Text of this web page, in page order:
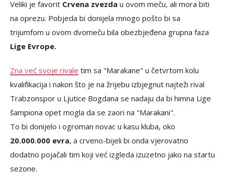
Veliki je favorit Crvena zvezda u ovom meču, ali mora biti
na oprezu. Pobjeda bi donijela mnogo pošto bi sa
trijumfom u ovom dvomeču bila obezbjeđena grupna faza
Lige Evrope.
Zna već svoje rivale tim sa "Marakane" u četvrtom kolu
kvalifikacija i nakon što je na žrijebu izbjegnut najteži rival
Trabzonspor u Ljutice Bogdana se nadaju da bi himna Lige
šampiona opet mogla da se zaori na "Marakani".
To bi donijelo i ogroman novac u kasu kluba, oko
20.000.000 evra, a crveno-bijeli bi onda vjerovatno
dodatno pojačali tim koji već izgleda izuzetno jako na startu
sezone.